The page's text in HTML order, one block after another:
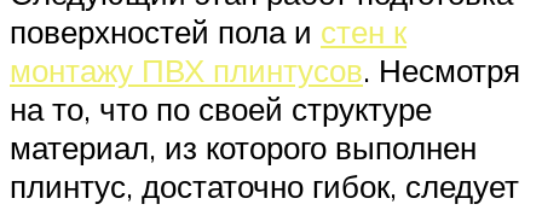
поверхностей пола и стен к
монтажу ПВХ плинтусов. Несмотря
на то, что по своей структуре
материал, из которого выполнен
плинтус, достаточно гибок, следует